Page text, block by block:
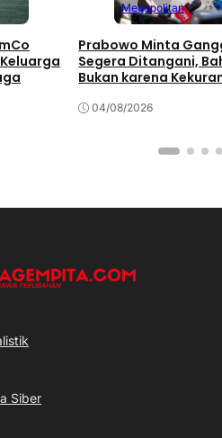
Megapolitan
Prabowo Minta
Segera Ditangani,
Bukan karena
04/08/2026
Siber